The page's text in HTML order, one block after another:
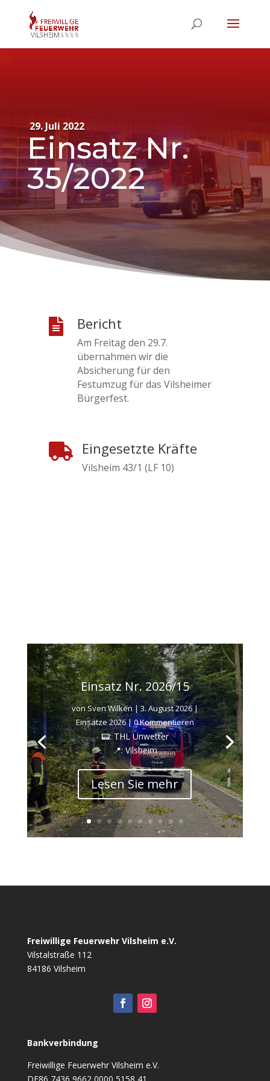
29. Juli 2022
Einsatz Nr.
35/2022
 Bericht
Am Freitag den 29.7.
übernahmen wir die
Absicherung für den
Festumzug für das Vilsheimer
Bürgerfest.
 Eingesetzte Kräfte
Vilsheim 43/1 (LF 10)
Einsatz Nr. 2026/15
vonSven Wilken|3. August 2026|
Einsätze 2026| 0 Kommentieren
📟: THL Unwetter
📍: Vilsheim
Lesen Sie mehr
Freiwillige Feuerwehr Vilsheim e.V.
Vilstalstraße 112
84186 Vilsheim
Bankverbindung
Freiwillige Feuerwehr Vilsheim e.V.